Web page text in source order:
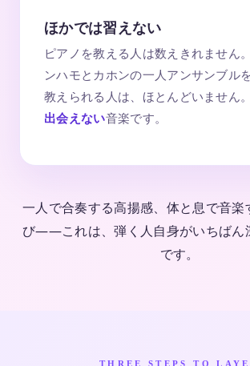
ほかでは習えない
ピアノを教える人は数えきれません
ンハモとカホンの一人アンサンブル
教えられる人は、ほとんどいません。
出会えない音楽です。
一人で合奏する高揚感、体と息で音楽
び——これは、弾く人自身がいちばん
です。
THREE STEPS TO